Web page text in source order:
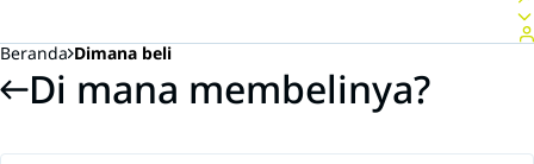
Beranda Dimana beli
Di mana membelinya?